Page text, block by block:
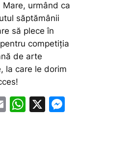
Mare, urmând ca
săptămânii
să plece în
competiția
de arte
la care le dorim
E
W X